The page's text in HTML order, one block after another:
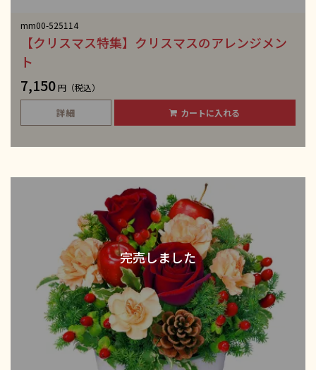
mm00-525114
【クリスマス特集】クリスマスのアレンジメン
ト
7,150円（税込）
詳細 カートに入れる